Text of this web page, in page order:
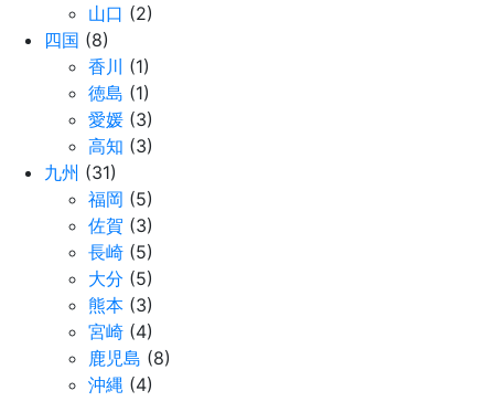
山口 (2)
四国 (8)
香川 (1)
徳島 (1)
愛媛 (3)
高知 (3)
九州 (31)
福岡 (5)
佐賀 (3)
長崎 (5)
大分 (5)
熊本 (3)
宮崎 (4)
鹿児島 (8)
沖縄 (4)